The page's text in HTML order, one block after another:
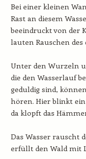
Bei einer kleinen
Rast an diesem
beeindruckt von der
lauten Rauschen
Unter den Wurzeln
die den Wasserlauf
geduldig sind,
hören. Hier blinkt
da klopft das
Das Wasser rauscht
erfüllt den Wald mit